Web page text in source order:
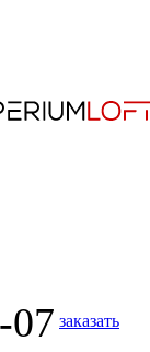
07 заказать